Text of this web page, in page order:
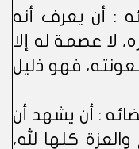
: أن يعرف أنه
لا عصمة له إلا
فهو ذليل
: أن يشهد أن
والعزة كلها لله،